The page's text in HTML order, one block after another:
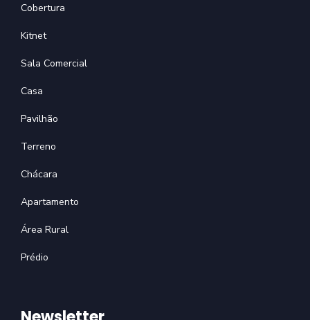
Cobertura
Kitnet
Sala Comercial
Casa
Pavilhão
Terreno
Chácara
Apartamento
Área Rural
Prédio